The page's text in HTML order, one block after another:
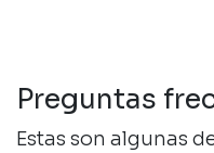
Preguntas
Estas son algunas